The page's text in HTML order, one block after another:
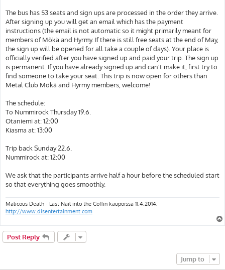
The bus has 53 seats and sign ups are processed in the order they arrive.
After signing up you will get an email which has the payment
instructions (the email is not automatic so it might primarily meant for
members of Mökä and Hyrmy. If there is still free seats at the end of May,
the sign up will be opened for all.take a couple of days). Your place is
officially verified after you have signed up and paid your trip. The sign up
is permanent. If you have already signed up and can't make it, first try to
find someone to take your seat. This trip is now open for others than
Metal Club Mökä and Hyrmy members, welcome!
The schedule:
To Nummirock Thursday 19.6.
Otaniemi at: 12:00
Kiasma at: 13:00
Trip back Sunday 22.6.
Nummirock at: 12:00
We ask that the participants arrive half a hour before the scheduled start
so that everything goes smoothly.
Malicous Death - Last Nail into the Coffin kaupoissa 11.4.2014:
http://www.disentertainment.com
Post Reply
Jump to